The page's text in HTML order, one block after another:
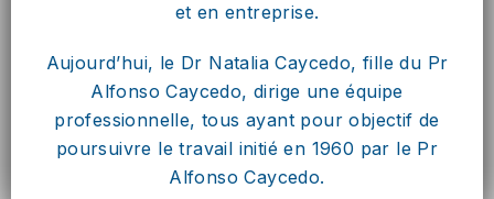
et en entreprise.
Aujourd’hui, le Dr Natalia Caycedo, fille du Pr
Alfonso Caycedo, dirige une équipe
professionnelle, tous ayant pour objectif de
poursuivre le travail initié en 1960 par le Pr
Alfonso Caycedo.